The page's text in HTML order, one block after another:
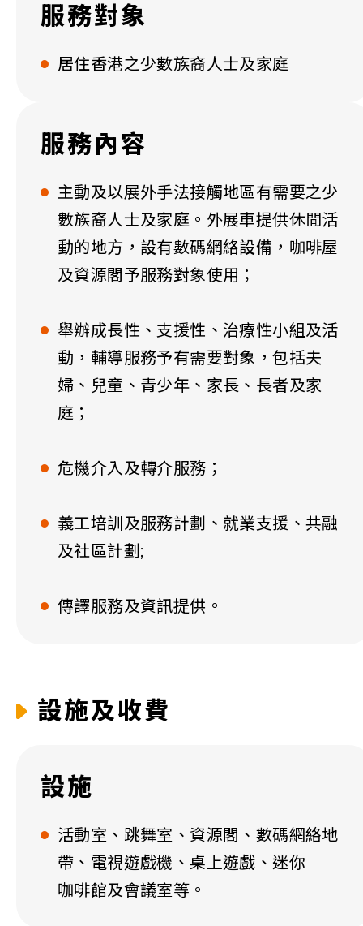
服務對象
居住香港之少數族裔人士及家庭
服務內容
主動及以展外手法接觸地區有需要之少
數族裔人士及家庭。外展車提供休閒活
動的地方，設有數碼網絡設備，咖啡屋
及資源閣予服務對象使用；
舉辦成長性、支援性、治療性小組及活
動，輔導服務予有需要對象，包括夫
婦、兒童、青少年、家長、長者及家
庭；
危機介入及轉介服務；
義工培訓及服務計劃、就業支援、共融
及社區計劃;
傳譯服務及資訊提供。
設施及收費
設施
活動室、跳舞室、資源閣、數碼網絡地
帶、電視遊戲機、桌上遊戲、迷你
咖啡館及會議室等。